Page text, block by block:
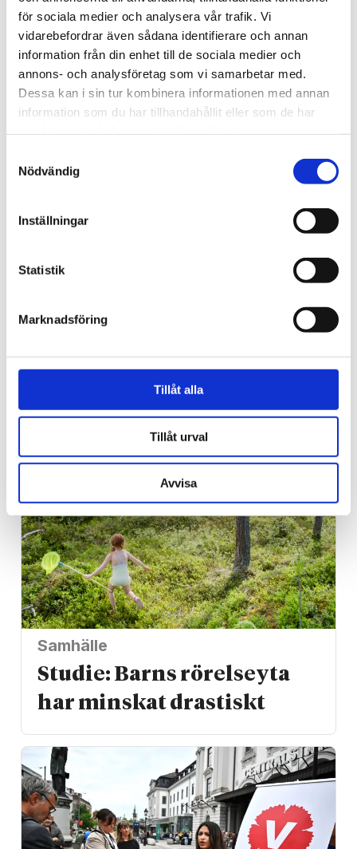
för sociala medier och analysera vår trafik. Vi
vidarebefordrar även sådana identifierare och annan
information från din enhet till de sociala medier och
annons- och analysföretag som vi samarbetar med.
Dessa kan i sin tur kombinera informationen med annan
information som du har tillhandahållit eller som de har
Nödvändig
Inställningar
Statistik
Marknadsföring
Tillåt alla
Tillåt urval
Avvisa
Vardag
Blygsam bidrags­höjning
att vänta nästa år
Webb-tv
Han blev av med jobbet på
grund av facket
Samhälle
Studie: Barns rörelseyta
har minskat drastiskt